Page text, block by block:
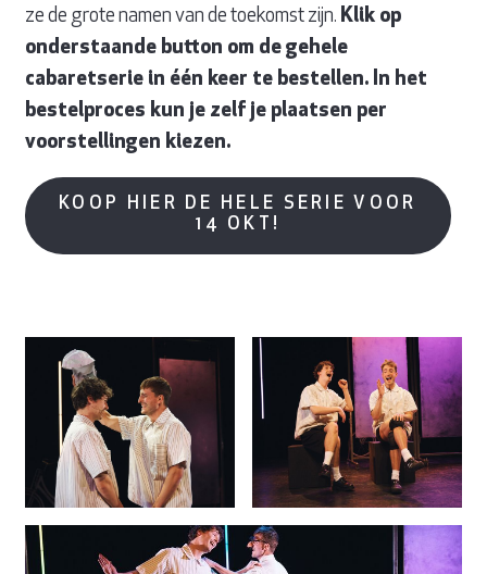
ze de grote namen van de toekomst zijn. Klik op
onderstaande button om de gehele
cabaretserie in één keer te bestellen. In het
bestelproces kun je zelf je plaatsen per
voorstellingen kiezen.
KOOP HIER DE HELE SERIE VOOR
14 OKT!